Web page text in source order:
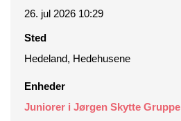
26. jul 2026 10:29
Sted
Hedeland, Hedehusene
Enheder
Juniorer i Jørgen Skytte Gruppe